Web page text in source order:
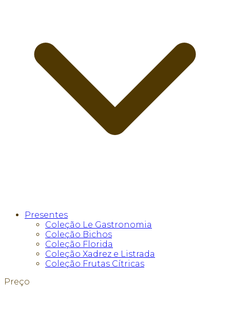
Presentes
Coleção Le Gastronomia
Coleção Bichos
Coleção Florida
Coleção Xadrez e Listrada
Coleção Frutas Cítricas
Preço